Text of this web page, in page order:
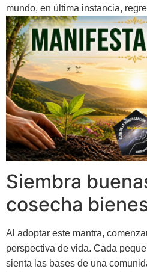
mundo, en última instancia,
Siembra
cosecha
Al adoptar este mantra,
perspectiva de vida. Cada
sienta las bases de una